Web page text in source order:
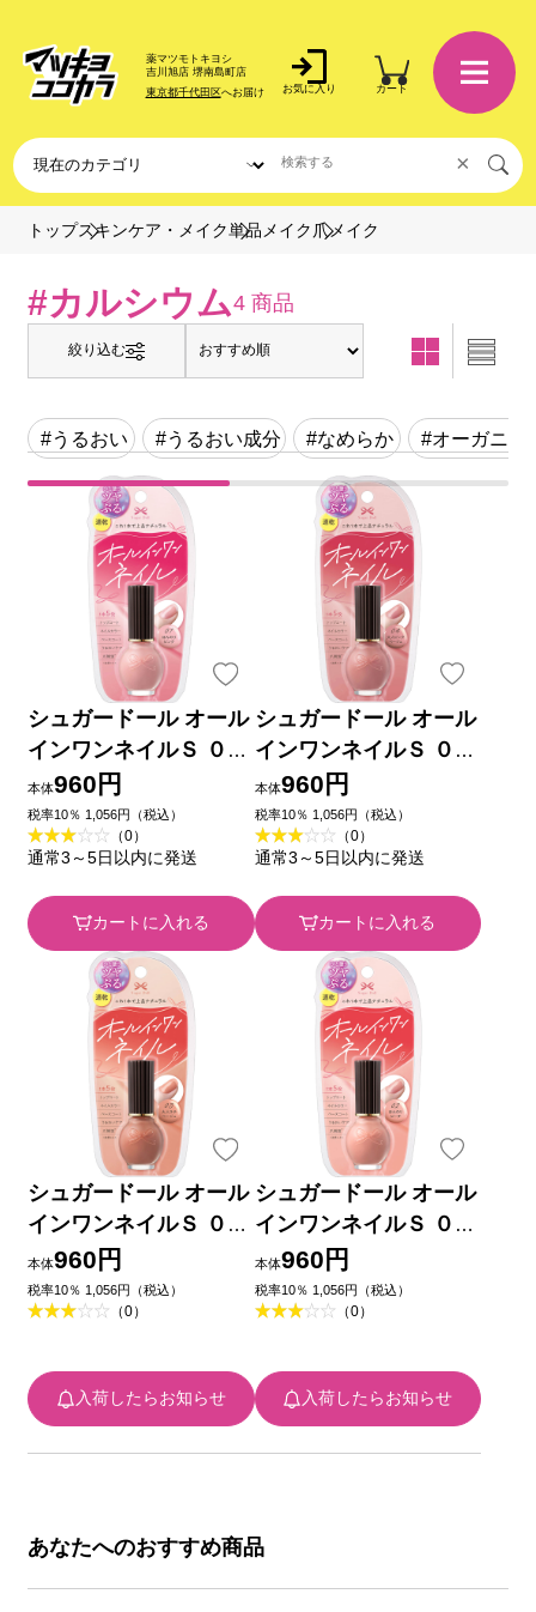
薬マツモトキヨシ
吉川旭店 堺南島町店
東京都千代田区へお届け お気に入り カート
×
トップスキンケア・メイク単品メイク 爪メイク
#カルシウム4 商品
絞り込む
#うるおい #うるおい成分 #なめらか #オーガニッ
シュガードール オール
インワンネイルＳ ０１
＿ エリザベス
本体960円
税率10％ 1,056円（税込）
（0）
通常3～5日以内に発送
カートに入れる
シュガードール オール
インワンネイルＳ ０４
＿ エリザベス
本体960円
税率10％ 1,056円（税込）
（0）
通常3～5日以内に発送
カートに入れる
シュガードール オール
インワンネイルＳ ０３
＿ エリザベス
本体960円
税率10％ 1,056円（税込）
（0）
入荷したらお知らせ
シュガードール オール
インワンネイルＳ ０２
＿ エリザベス
本体960円
税率10％ 1,056円（税込）
（0）
入荷したらお知らせ
あなたへのおすすめ商品